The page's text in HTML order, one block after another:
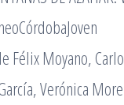
Félix Moyano,
Verónica